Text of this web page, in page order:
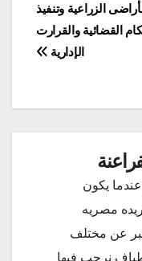
الزراعية وتنفيذ
القضائية والقرارت
الإدارية
يكون
مصريه
عن مختلف
نرحب فيها